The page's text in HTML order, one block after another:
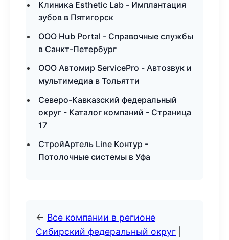
Клиника Esthetic Lab - Имплантация
зубов в Пятигорск
ООО Hub Portal - Справочные службы
в Санкт-Петербург
ООО Автомир ServicePro - Автозвук и
мультимедиа в Тольятти
Северо-Кавказский федеральный
округ - Каталог компаний - Страница
17
СтройАртель Line Контур -
Потолочные системы в Уфа
← Все компании в регионе
Сибирский федеральный округ